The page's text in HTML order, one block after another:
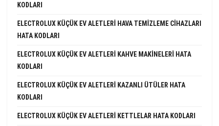
KODLARI
ELECTROLUX KÜÇÜK EV ALETLERI HAVA TEMIZLEME CIHAZLARI
HATA KODLARI
ELECTROLUX KÜÇÜK EV ALETLERI KAHVE MAKINELERI HATA
KODLARI
ELECTROLUX KÜÇÜK EV ALETLERI KAZANLI ÜTÜLER HATA
KODLARI
ELECTROLUX KÜÇÜK EV ALETLERI KETTLELAR HATA KODLARI